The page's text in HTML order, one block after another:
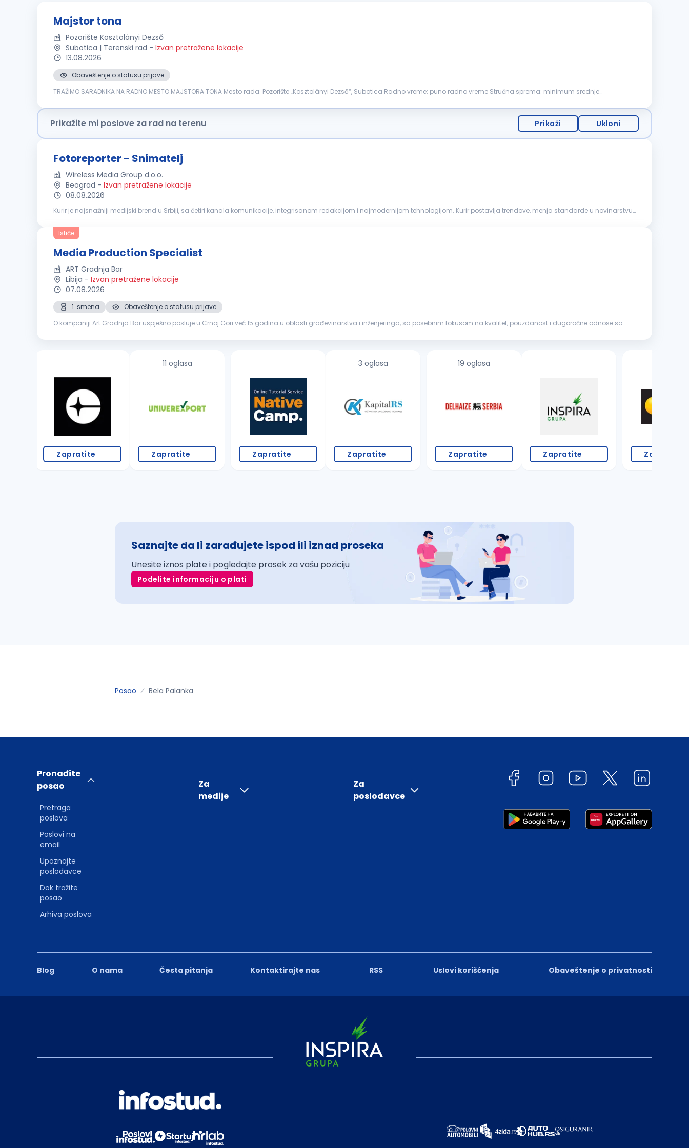
Majstor tona
Pozorište Kosztolányi Dezső
Subotica | Terenski rad - Izvan pretražene lokacije
13.08.2026
Obaveštenje o statusu prijave
TRAŽIMO SARADNIKA NA RADNO MESTO MAJSTORA TONA Mesto rada: Pozorište „Kosztolányi Dezső“, Subotica Radno vreme: puno radno vreme Stručna sprema: minimum srednje
Prikažite mi poslove za rad na terenu Prikaži Ukloni
Fotoreporter - Snimatelj
Wireless Media Group d.o.o.
Beograd - Izvan pretražene lokacije
08.08.2026
Kurir je najsnažniji medijski brend u Srbiji, sa četiri kanala komunikacije, integrisanom redakcijom i najmodernijom tehnologijom. Kurir postavlja trendove, menja standarde u novinarstvu,
Ističe
Media Production Specialist
ART Gradnja Bar
Libija - Izvan pretražene lokacije
07.08.2026
1. smena
Obaveštenje o statusu prijave
O kompaniji Art Gradnja Bar uspješno posluje u Crnoj Gori već 15 godina u oblasti građevinarstva i inženjeringa, sa posebnim fokusom na kvalitet, pouzdanost i dugoročne odnose sa
Zapratite
11 oglasa
Zapratite Zapratite
3 oglasa
Zapratite
19 oglasa
Zapratite Zapratite Zapratite
Saznajte da li zarađujete ispod ili iznad proseka
Unesite iznos plate i pogledajte prosek za vašu poziciju
Podelite informaciju o plati
Posao Bela Palanka
Blog O nama Česta pitanja Kontaktirajte nas RSS Uslovi korišćenja Obaveštenje o privatnosti
Pronađite
posao
Pretraga
poslova
Poslovi na
email
Upoznajte
poslodavce
Dok tražite
posao
Arhiva poslova
Za
medije
Za
poslodavce